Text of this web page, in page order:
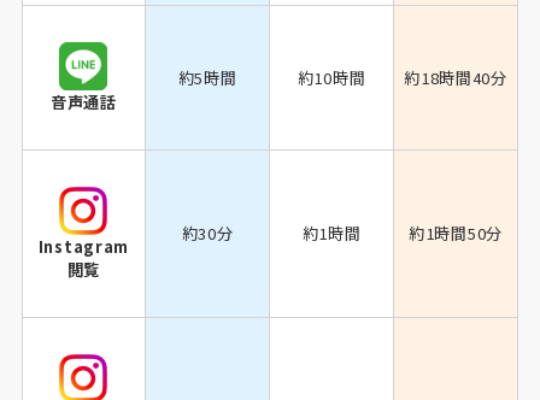
音声通話
約5時間 約10時間 約18時間40分
Instagram
閲覧
約30分 約1時間 約1時間50分